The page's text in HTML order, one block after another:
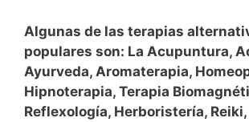
Algunas de las terapias
populares son: La Acupuntura,
Ayurveda, Aromaterapia,
Hipnoterapia, Terapia
Reflexología, Herboristería,